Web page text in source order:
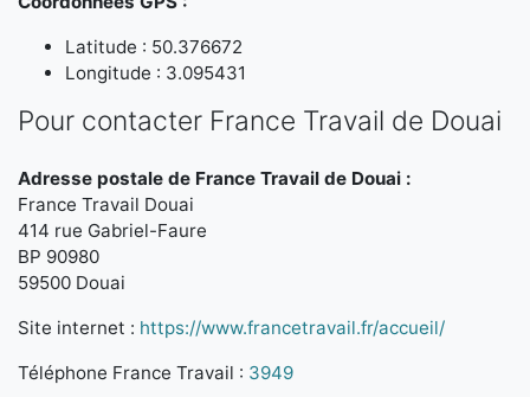
Latitude : 50.376672
Longitude : 3.095431
Pour contacter France Travail de Douai
Adresse postale de France Travail de Douai :
France Travail Douai
414 rue Gabriel-Faure
BP 90980
59500 Douai
Site internet : https://www.francetravail.fr/accueil/
Téléphone France Travail : 3949